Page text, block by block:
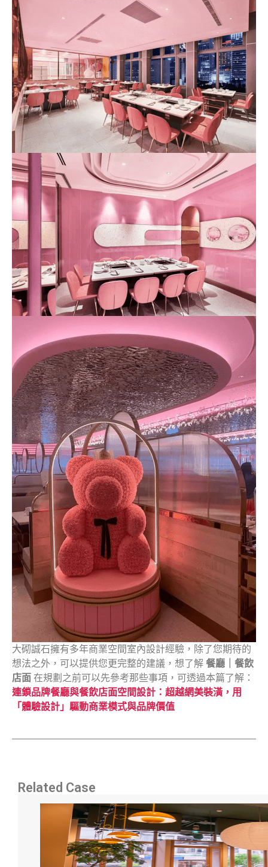
大砌誠石擁有多年商業空間室內設計經驗，除了您期待的
想法之外，可以提供您更完整的建議，想了解 餐廳｜餐飲
店面 在規劃之前可以先參考那些事項，可透過本篇了解：
連鎖品牌餐廳與餐飲店面空間設計：超越網美裝潢，用
「體驗設計」驅動商業模式與品牌價值
Related Case